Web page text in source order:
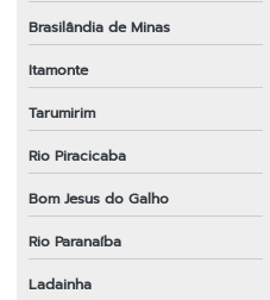
Brasilândia de Minas
Itamonte
Tarumirim
Rio Piracicaba
Bom Jesus do Galho
Rio Paranaíba
Ladainha